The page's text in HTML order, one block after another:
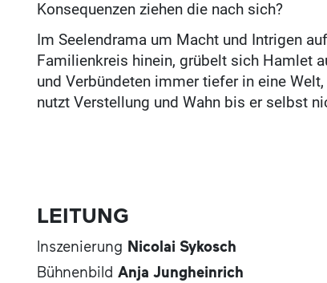
Konsequenzen ziehen die nach sich?
Im Seelendrama um Macht und Intrigen
Familienkreis hinein, grübelt sich Hamlet
und Verbündeten immer tiefer in eine
nutzt Verstellung und Wahn bis er selbst
LEITUNG
Inszenierung Nicolai Sykosch
Bühnenbild Anja Jungheinrich